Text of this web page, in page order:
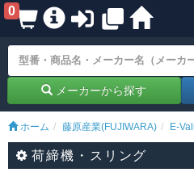
0
メーカーから探す
ホーム 藤原産業(FUJIWARA) E-
荷締機・スリング